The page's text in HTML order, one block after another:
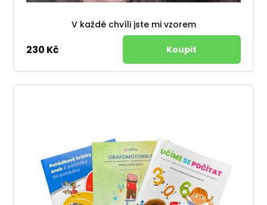
V každé chvíli jste mi vzorem
230 Kč